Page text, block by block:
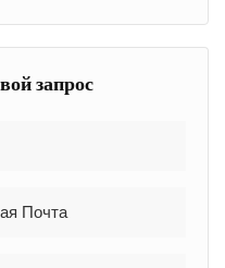
шланг
запрос
Почта